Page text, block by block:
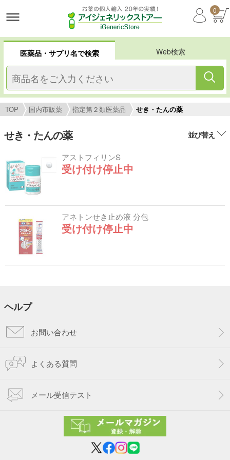
0
医薬品・サプリ名で検索 Web検索
TOP 国内市販薬 指定第２類医薬品 せき・たんの薬
せき・たんの薬 並び替え
アストフィリンS
受け付け停止中
アネトンせき止め液 分包
受け付け停止中
ヘルプ
お問い合わせ
よくある質問
メール受信テスト